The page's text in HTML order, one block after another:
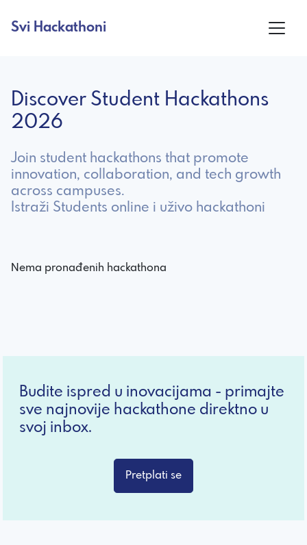
Svi Hackathoni
Discover Student Hackathons
2026
Join student hackathons that promote
innovation, collaboration, and tech growth
across campuses.
Istraži Students online i uživo hackathoni
Nema pronađenih hackathona
Budite ispred u inovacijama - primajte
sve najnovije hackathone direktno u
svoj inbox.
Pretplati se